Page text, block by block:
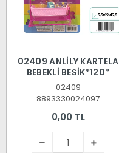
02409 ANLİLY KARTELA
BEBEKLİ BEŞİK*120*
02409
8893330024097
0,00 TL